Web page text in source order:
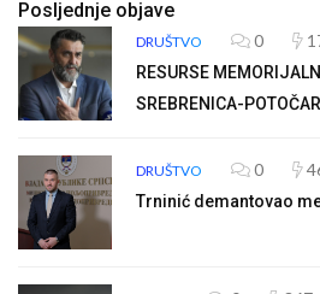
Posljednje objave
DRUŠTVO 0
RESURSE
SREBRENICA-
DRUŠTVO 0
Trninić demantovao